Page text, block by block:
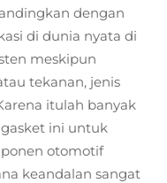
dengan
di dunia nyata di
meskipun
tekanan, jenis
itulah banyak
ini untuk
otomotif
keandalan sangat